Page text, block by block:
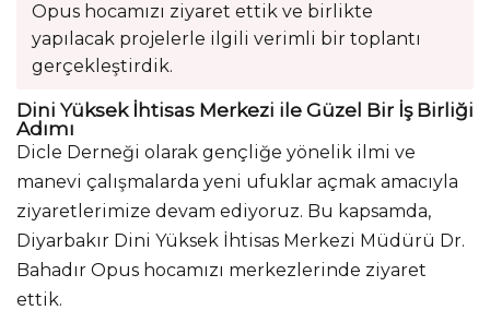
Opus hocamızı ziyaret ettik ve birlikte
yapılacak projelerle ilgili verimli bir toplantı
gerçekleştirdik.
Dini Yüksek İhtisas Merkezi ile Güzel Bir İş Birliği
Adımı
Dicle Derneği olarak gençliğe yönelik ilmi ve
manevi çalışmalarda yeni ufuklar açmak amacıyla
ziyaretlerimize devam ediyoruz. Bu kapsamda,
Diyarbakır Dini Yüksek İhtisas Merkezi Müdürü Dr.
Bahadır Opus hocamızı merkezlerinde ziyaret
ettik.